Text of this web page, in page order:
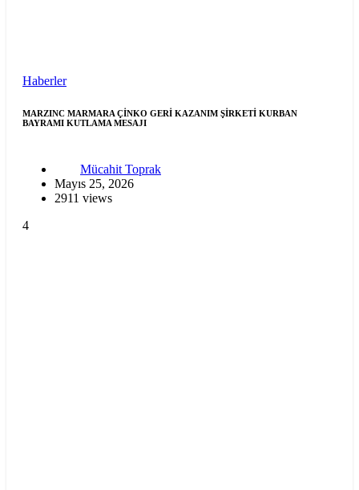
Haberler
MARZINC MARMARA ÇİNKO GERİ KAZANIM ŞİRKETİ KURBAN
BAYRAMI KUTLAMA MESAJI
Mücahit Toprak
Mayıs 25, 2026
2911 views
4